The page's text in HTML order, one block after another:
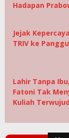
Hadapan
Jejak
TRIV ke
Lahir Tanpa
Fatoni Tak
Kuliah Terwujud